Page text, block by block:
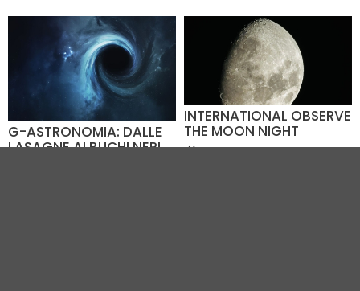
G-ASTRONOMIA: DALLE
LASAGNE AI BUCHI NERI,
INTERNATIONAL OBSERVE
THE MOON NIGHT
19.09.2026